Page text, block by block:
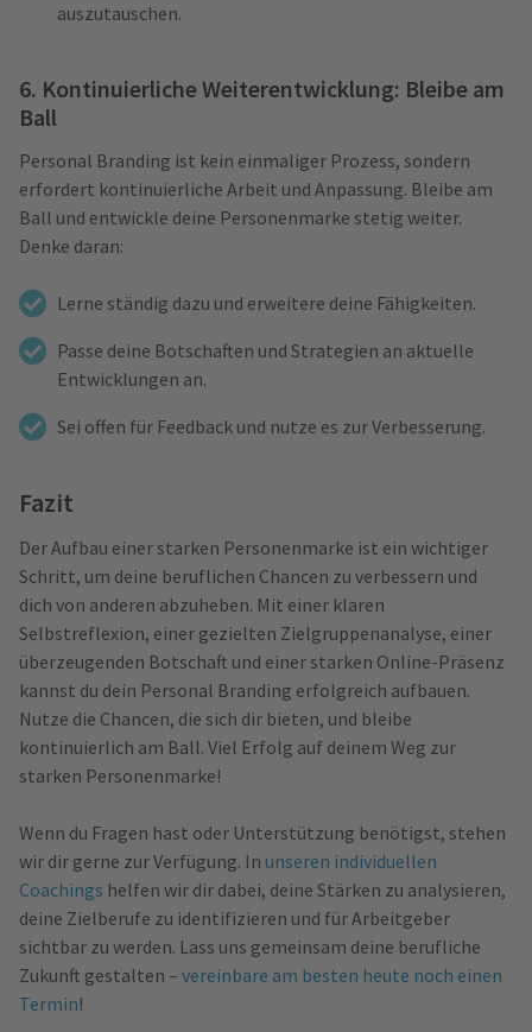
auszutauschen.
6. Kontinuierliche Weiterentwicklung: Bleibe am
Ball
Personal Branding ist kein einmaliger Prozess, sondern
erfordert kontinuierliche Arbeit und Anpassung. Bleibe am
Ball und entwickle deine Personenmarke stetig weiter.
Denke daran:
Lerne ständig dazu und erweitere deine Fähigkeiten.
Passe deine Botschaften und Strategien an aktuelle
Entwicklungen an.
Sei offen für Feedback und nutze es zur Verbesserung.
Fazit
Der Aufbau einer starken Personenmarke ist ein wichtiger
Schritt, um deine beruflichen Chancen zu verbessern und
dich von anderen abzuheben. Mit einer klaren
Selbstreflexion, einer gezielten Zielgruppenanalyse, einer
überzeugenden Botschaft und einer starken Online-Präsenz
kannst du dein Personal Branding erfolgreich aufbauen.
Nutze die Chancen, die sich dir bieten, und bleibe
kontinuierlich am Ball. Viel Erfolg auf deinem Weg zur
starken Personenmarke!
Wenn du Fragen hast oder Unterstützung benötigst, stehen
wir dir gerne zur Verfügung. In unseren individuellen
Coachings helfen wir dir dabei, deine Stärken zu analysieren,
deine Zielberufe zu identifizieren und für Arbeitgeber
sichtbar zu werden. Lass uns gemeinsam deine berufliche
Zukunft gestalten – vereinbare am besten heute noch einen
Termin!